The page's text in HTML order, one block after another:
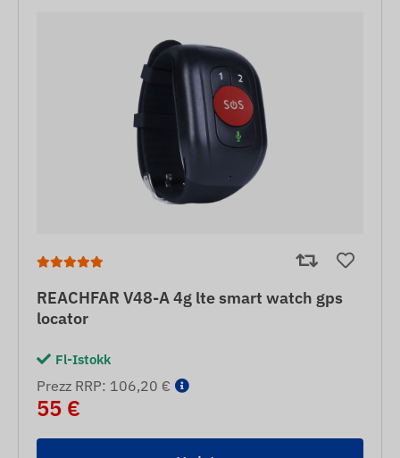
REACHFAR V48-A 4g lte smart watch gps
locator
Fl-Istokk
Prezz RRP: 106,20 €
55 €